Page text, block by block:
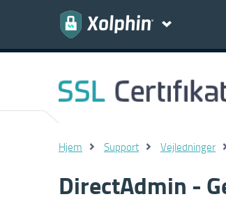
Hjem Support Vejledninger
DirectAdmin -